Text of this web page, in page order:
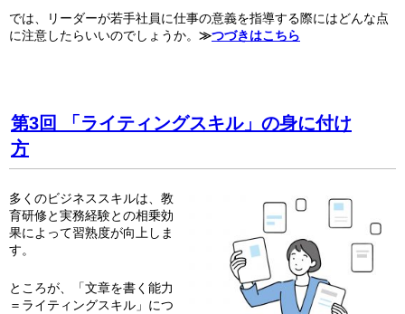
では、リーダーが若手社員に仕事の意義を指導する際にはどんな点
に注意したらいいのでしょうか。 ≫つづきはこちら
第3回
「ライティングスキル」の身に付け
方
多くのビジネススキルは、教
育研修と実務経験との相乗効
果によって習熟度が向上しま
す。
ところが、「文章を書く能力
＝ライティングスキル」につ